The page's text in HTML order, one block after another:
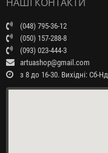
(048) 795-36-12
(050) 157-288-8
(093) 023-444-3
artuashop@gmail.com
з 8 до 16-30. Вихідні: Сб-Нд